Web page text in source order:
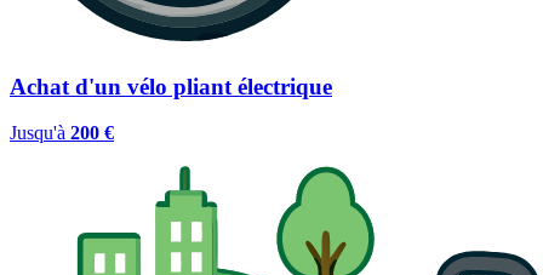
Achat d'un vélo pliant électrique
Jusqu'à 200 €